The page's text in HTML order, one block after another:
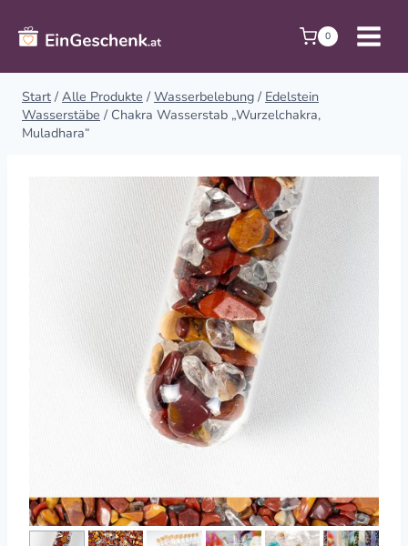
Inhalt
springen
0
Start / Alle Produkte / Wasserbelebung / Edelstein
Wasserstäbe / Chakra Wasserstab „Wurzelchakra,
Muladhara“